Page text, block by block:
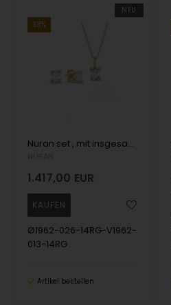
NEU
38%
Nuran set , mit insgesamt 0,69 ct Wesselton SI
1.417,00 EUR
Ø1962-026-14RG-V1962-
013-14RG
Artikel bestellen